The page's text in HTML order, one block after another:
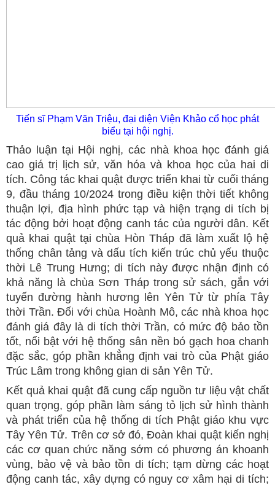
Tiến sĩ Phạm Văn Triệu, đại diện Viện Khảo cổ học phát
biểu tại hội nghị.
Thảo luận tại Hội nghị, các nhà khoa học đánh giá
cao giá trị lịch sử, văn hóa và khoa học của hai di
tích. Công tác khai quật được triển khai từ cuối tháng
9, đầu tháng 10/2024 trong điều kiện thời tiết không
thuận lợi, địa hình phức tạp và hiện trạng di tích bị
tác động bởi hoạt động canh tác của người dân. Kết
quả khai quật tại chùa Hòn Tháp đã làm xuất lộ hệ
thống chân tảng và dấu tích kiến trúc chủ yếu thuộc
thời Lê Trung Hưng; di tích này được nhận định có
khả năng là chùa Sơn Tháp trong sử sách, gắn với
tuyến đường hành hương lên Yên Tử từ phía Tây
thời Trần. Đối với chùa Hoành Mô, các nhà khoa học
đánh giá đây là di tích thời Trần, có mức độ bảo tồn
tốt, nổi bật với hệ thống sân nền bó gạch hoa chanh
đặc sắc, góp phần khẳng định vai trò của Phật giáo
Trúc Lâm trong không gian di sản Yên Tử.
Kết quả khai quật đã cung cấp nguồn tư liệu vật chất
quan trọng, góp phần làm sáng tỏ lịch sử hình thành
và phát triển của hệ thống di tích Phật giáo khu vực
Tây Yên Tử. Trên cơ sở đó, Đoàn khai quật kiến nghị
các cơ quan chức năng sớm có phương án khoanh
vùng, bảo vệ và bảo tồn di tích; tạm dừng các hoạt
động canh tác, xây dựng có nguy cơ xâm hại di tích;